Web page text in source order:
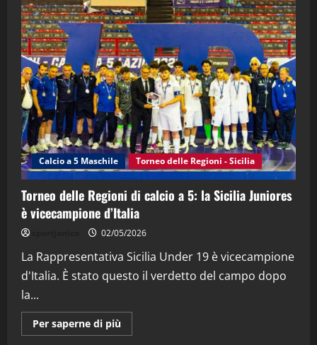
3
"SportEmpire" in Podcast
“SportEmpire” in Podcast: 28^ Puntata
(Martedi 21 Aprile 2026)
21/04/2026
4
"SportEmpire" in Podcast Sport News
“SportEmpire” in Podcast: 27^ Puntata
(Martedi 14 Aprile 2026)
15/04/2026
"SportEmpire" in Podcast
“SportEmpire” in Podcast: 26^ Puntata
08/04/2026
Calcio a 5 Maschile Torneo delle Regioni - Sicilia
Torneo delle Regioni di calcio a 5: la Sicilia Juniores
è vicecampione d’Italia
02/05/2026
La Rappresentativa Sicilia Under 19 è vicecampione
d'Italia. È stato questo il verdetto del campo dopo
la...
Per saperne di più
informazioni